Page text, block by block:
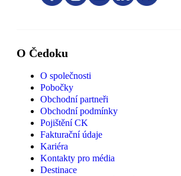
O Čedoku
O společnosti
Pobočky
Obchodní partneři
Obchodní podmínky
Pojištění CK
Fakturační údaje
Kariéra
Kontakty pro média
Destinace